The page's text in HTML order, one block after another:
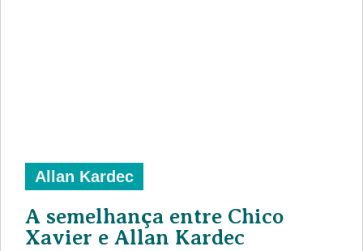
Allan Kardec
A semelhança entre Chico
Xavier e Allan Kardec